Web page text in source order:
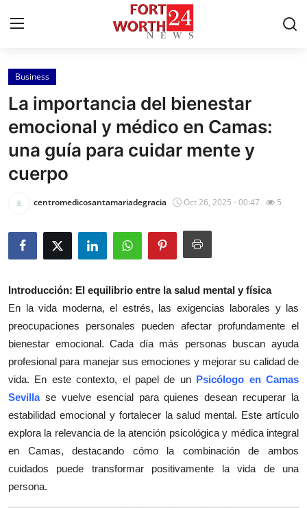
Home
Press Release
Contact
News Network
Health
Submit Press Release
Guest Posting
Crypto
Business
Finance
Business
La importancia del bienestar
emocional y médico en Camas:
una guía para cuidar mente y
cuerpo
centromedicosantamariadegracia Oct 26, 2025 - 00:47 5
Introducción: El equilibrio entre la salud mental y física
En la vida moderna, el estrés, las exigencias laborales y las
preocupaciones personales pueden afectar profundamente el
bienestar emocional. Cada día más personas buscan ayuda
profesional para manejar sus emociones y mejorar su calidad de
vida. En este contexto, el papel de un Psicólogo en Camas
Sevillase vuelve esencial para quienes desean recuperar la
estabilidad emocional y fortalecer la salud mental. Este artículo
explora la relevancia de la atención psicológica y médica integral
en Camas, destacando cómo la combinación de ambos
cuidados puede transformar positivamente la vida de una
persona.